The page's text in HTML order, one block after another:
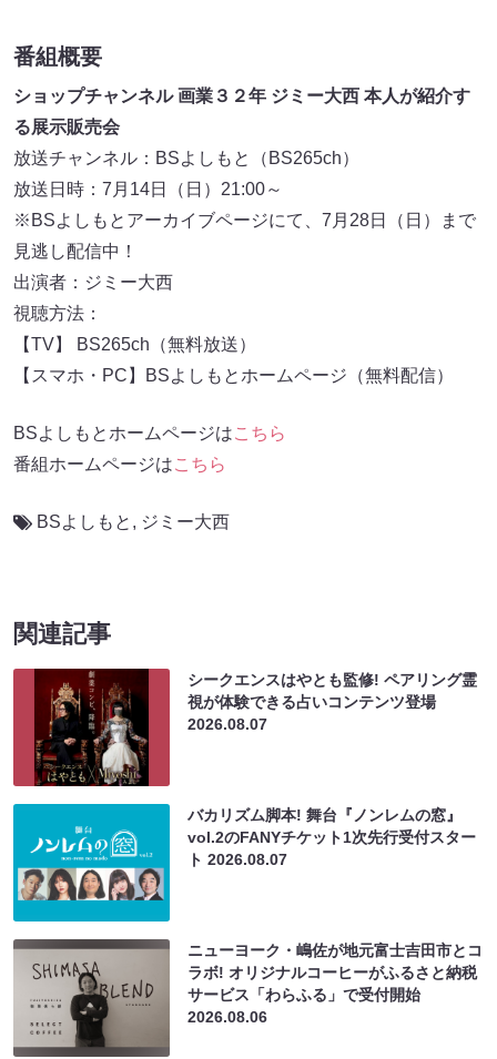
番組概要
ショップチャンネル 画業３２年 ジミー大西 本人が紹介す
る展示販売会
放送チャンネル：BSよしもと（BS265ch）
放送日時：7月14日（日）21:00～
※BSよしもとアーカイブページにて、7月28日（日）まで
見逃し配信中！
出演者：ジミー大西
視聴方法：
【TV】 BS265ch（無料放送）
【スマホ・PC】BSよしもとホームページ（無料配信）
BSよしもとホームページはこちら
番組ホームページはこちら
BSよしもと , ジミー大西
関連記事
シークエンスはやとも監修! ペアリング霊
視が体験できる占いコンテンツ登場
2026.08.07
バカリズム脚本! 舞台『ノンレムの窓』
vol.2のFANYチケット1次先行受付スター
ト2026.08.07
ニューヨーク・嶋佐が地元富士吉田市とコ
ラボ! オリジナルコーヒーがふるさと納税
サービス「わらふる」で受付開始
2026.08.06